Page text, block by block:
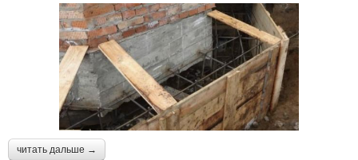
читать дальше →